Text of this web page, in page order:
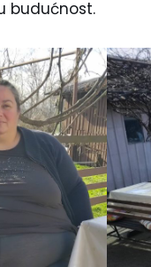
budućnost.